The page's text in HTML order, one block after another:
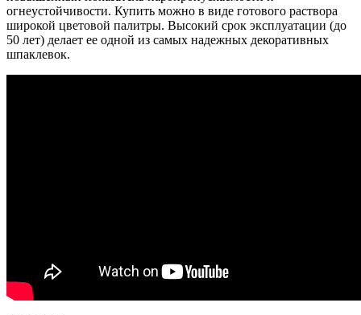
огнеустойчивости. Купить можно в виде готового раствора
широкой цветовой палитры. Высокий срок эксплуатации (до
50 лет) делает ее одной из самых надежных декоративных
шпаклевок.